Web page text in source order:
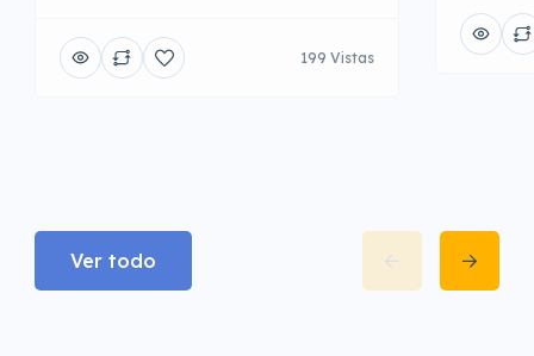
199 Vistas
Ver todo